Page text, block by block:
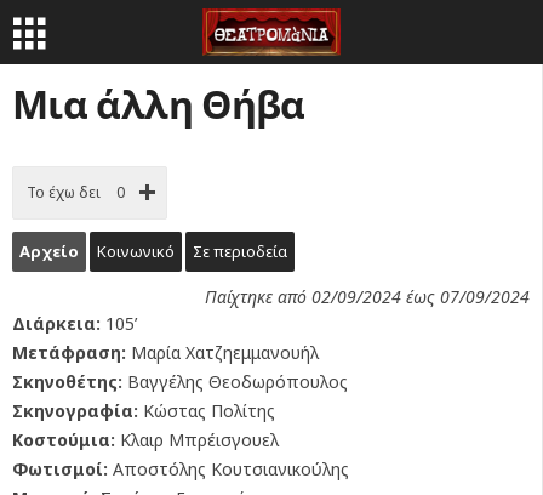
Μια άλλη Θήβα
Το έχω δει 0
Αρχείο Κοινωνικό Σε περιοδεία
Παίχτηκε από 02/09/2024 έως 07/09/2024
Διάρκεια: 105’
Μετάφραση: Μαρία Χατζηεμμανουήλ
Σκηνοθέτης: Βαγγέλης Θεοδωρόπουλος
Σκηνογραφία: Κώστας Πολίτης
Κοστούμια: Κλαιρ Μπρέισγουελ
Φωτισμοί: Αποστόλης Κουτσιανικούλης